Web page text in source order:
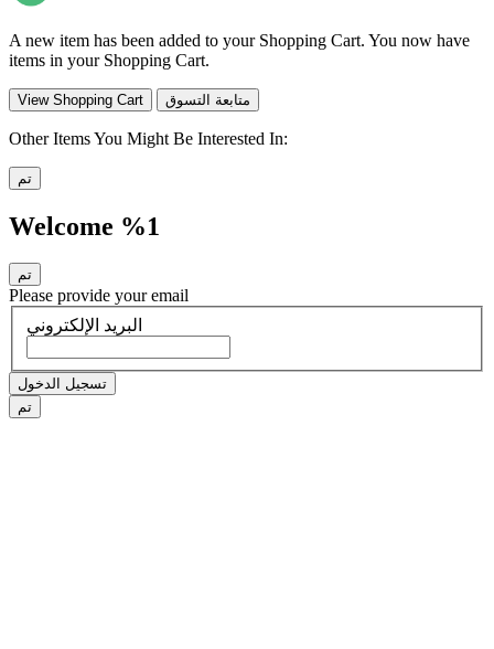
A new item has been added to your Shopping Cart. You now have
items in your Shopping Cart.
View Shopping Cart متابعة التسوق
Other Items You Might Be Interested In:
تم
Welcome %1
تم
Please provide your email
البريد الإلكتروني
تسجيل الدخول
تم